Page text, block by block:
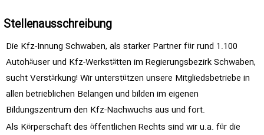
Stellenausschreibung
Die Kfz-Innung Schwaben, als starker Partner für rund 1.100
Autohäuser und Kfz-Werkstätten im Regierungsbezirk Schwaben,
sucht Verstärkung! Wir unterstützen unsere Mitgliedsbetriebe in
allen betrieblichen Belangen und bilden im eigenen
Bildungszentrum den Kfz-Nachwuchs aus und fort.
Als Körperschaft des öffentlichen Rechts sind wir u.a. für die